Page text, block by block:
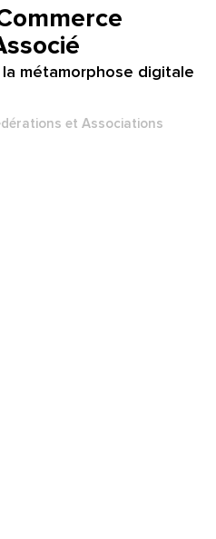
métamorphose digitale
et Associations